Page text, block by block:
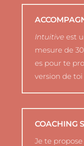
Intuitive est
mesure de
es pour te
version de
COACHING
Je te